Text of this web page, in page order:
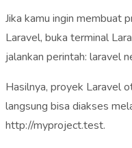
Jika kamu ingin membuat
Laravel, buka terminal
jalankan perintah: laravel
Hasilnya, proyek Laravel
langsung bisa diakses
http://myproject.test.